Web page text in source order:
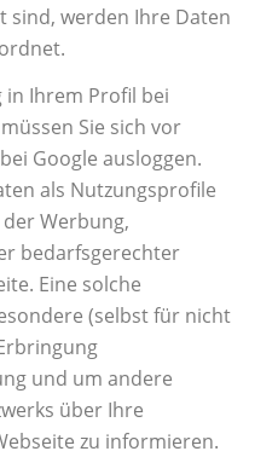
sind, werden Ihre Daten
in Ihrem Profil bei
Sie sich vor
Google ausloggen.
als Nutzungsprofile
Werbung,
bedarfsgerechter
Eine solche
(selbst für nicht
und um andere
über Ihre
zu informieren.